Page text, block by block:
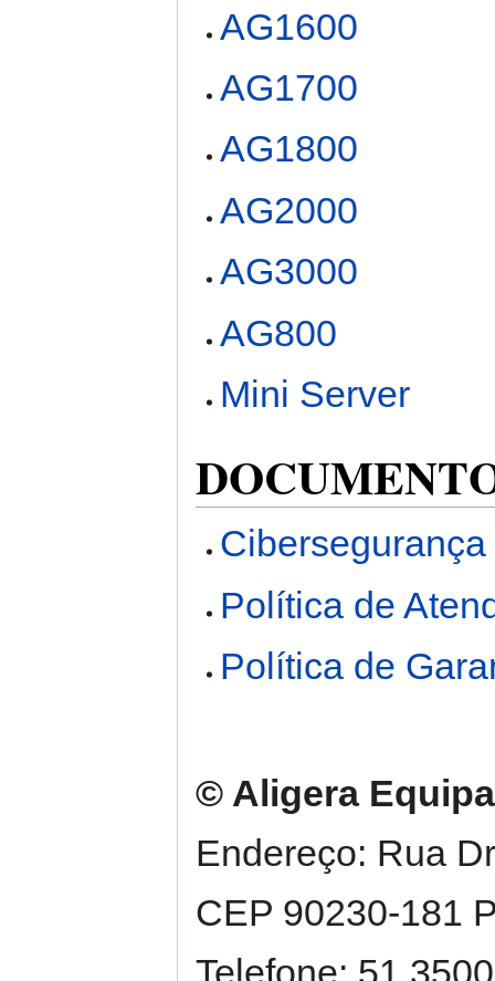
AG1600
AG1700
AG1800
AG2000
AG3000
AG800
Mini Server
Cibersegurança
Política de
Política de
© Aligera
Endereço: Rua
CEP 90230-181
Telefone: 51